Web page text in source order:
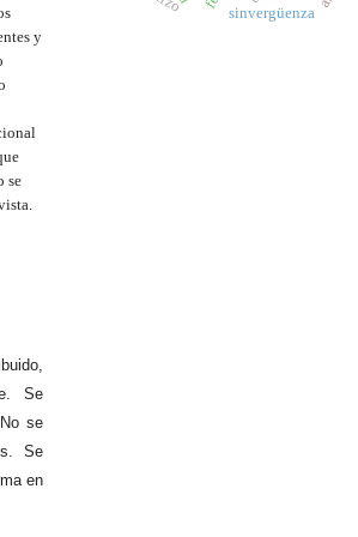
y
se
Se
se
Se
en
sinvergüenza